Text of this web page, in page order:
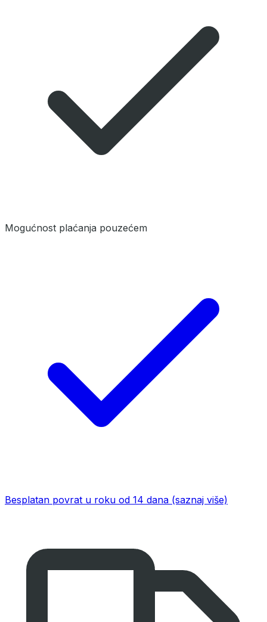
Mogućnost plaćanja pouzećem
Besplatan povrat u roku od 14 dana (saznaj više)